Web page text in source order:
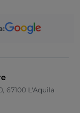
67100 L'Aquila